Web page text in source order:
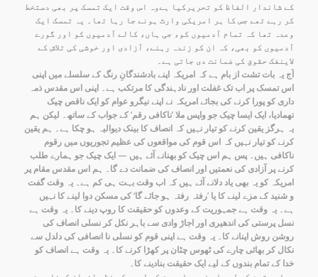
کے شاندار الفاظ کو تحریرکیا ہےوہ اس وقت ایک تمسک پر بھی دستخط
کر رہے تھے جس کا ہر امریکی وارث ہونے جا رہا تھا۔ یہ تمسک ایک
وعدہ تھا کہ تمام آدمیوں کو، جی ہاں، کالے آدمیوں کو اور گورے
آدمیوں کو بھی، کہ ان کو زندہ رہنے، آزادی اور خوشی کی تلاش کے
لاینفک حقوق کی ضمانت دی جاتی ہے۔
آج یہ بات تشت از بام ہے کہ امریکہ اپنے بادشندگانِ رنگ کے سلسلے میں اپنی
اس تمسک پر اب تک غفلت اور نادہندگی کا مرتکب ہے۔ اپنی اس مقدس ذمہ
داری کو پورا کرنے کی بجائے امریکہ نے اپنے نیگرو عوام کو ایک ناقص چیک
تھمادیا، ایک ایسا چیک جو واپس ملا ’ناکافی رقم‘ کے جواب کے ساتھ۔ لیکن ہم
یہ ہرگز یقین کرنے کو تیار نہیں کہ انصاف کا بینک دیوالیہ ہو چکا ہے۔ ہم یقین
کرنے کو تیار نہیں کہ اس قوم کی مواقعوں کی عظیم تجوریوں میں رقوم
ناکافی ہیں۔ پس ہم اس چیک کو بھنانے آئے ہیں — ایک چیک جو ہمارے طلب
کرنے پر آزادی کی نعمتیں اور انصاف کی ضمانت دے گا۔ ہم اس مقدس مقام پر
امریکہ کو یہ بھی یاد دلانے آئے ہیں کہ اب وقت بہت ہی کم ہے۔ یہ وقت گفت
و شنید کے مزے لینے کا یا ’رفتہ رفتہ ہو جائے گا‘ کی مسکن دوا لینے کا نہیں
ہے۔ یہ وقت ہے جمہوریت کے وعدوں کو حقیقت کا روپ دینے کا۔ یہ وقت ہے
نسل پرستی کی اندھیری اور اجاڑ وادی سے باہر نکل کر نسلی انصاف کی
روشن روش اپنانے کا۔ یہ وقت ہے اپنی قوم کو نسلی نا انصافی کی دلدل سے
نکال کر بھائی چارے کی ٹھوس چٹان پر کھڑا کرنے کا۔ یہ وقت ہے انصاف کو
خدا کے تمام بندوں کے لیے ایک حقیقت بنادینے کا۔